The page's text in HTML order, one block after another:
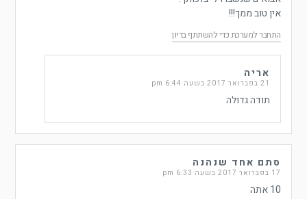
אין טוב ממך!!!
התחבר למערכת כדי להשתתף בדיון
אריה
21 בפברואר 2017 בשעה 6:44 pm
תודה גדולה
סתם אחד שנהנה
17 בפברואר 2017 בשעה 6:33 pm
10 אתה